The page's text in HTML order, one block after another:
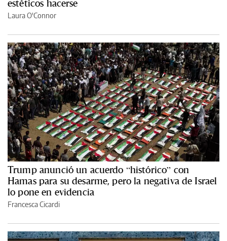
estéticos hacerse
Laura O'Connor
Trump anunció un acuerdo “histórico” con
Hamas para su desarme, pero la negativa de Israel
lo pone en evidencia
Francesca Cicardi